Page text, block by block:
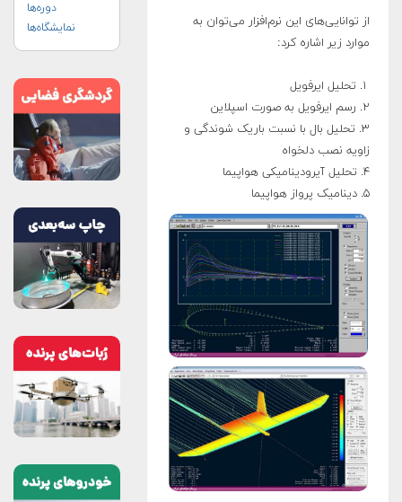
از توانایی‌های این نرم‌افزار می‌توان به
موارد زیر اشاره کرد:
۲. رسم ایرفویل به صورت اسپلاین
۳. تحلیل بال با نسبت باریک شوندگی و
زاویه نصب دلخواه
۴. تحلیل آیرودینامیکی هواپیما
۵. دینامیک پرواز هواپیما
دوره‌ها
نمایشگاه‌ها